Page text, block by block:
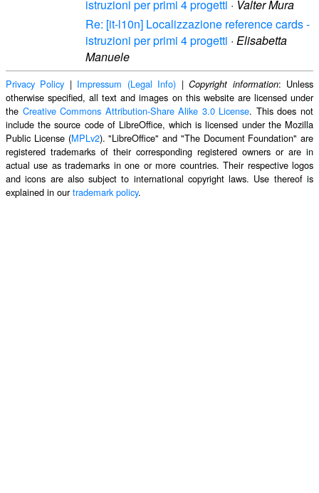
istruzioni per primi 4 progetti · Valter Mura
Re: [it-l10n] Localizzazione reference cards -
istruzioni per primi 4 progetti · Elisabetta
Manuele
Privacy Policy | Impressum (Legal Info) |Copyright information: Unless
otherwise specified, all text and images on this website are licensed under
the Creative Commons Attribution-Share Alike 3.0 License. This does not
include the source code of LibreOffice, which is licensed under the Mozilla
Public License (MPLv2). "LibreOffice" and "The Document Foundation" are
registered trademarks of their corresponding registered owners or are in
actual use as trademarks in one or more countries. Their respective logos
and icons are also subject to international copyright laws. Use thereof is
explained in ourtrademark policy.